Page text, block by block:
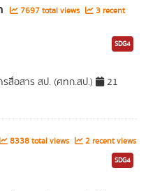
7697 total views
3 recent
SDG4
รสื่อสาร สป. (ศทก.สป.)
21
8338 total views 2 recent views
SDG4